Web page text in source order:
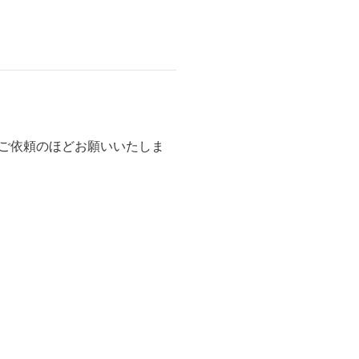
依頼のほどお願いいたしま